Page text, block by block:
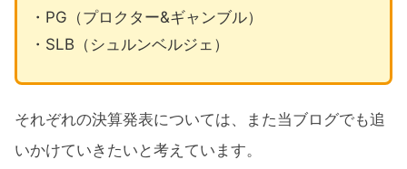
・PG（プロクター&ギャンブル）
・SLB（シュルンベルジェ）
それぞれの決算発表については、また当ブログでも追
いかけていきたいと考えています。